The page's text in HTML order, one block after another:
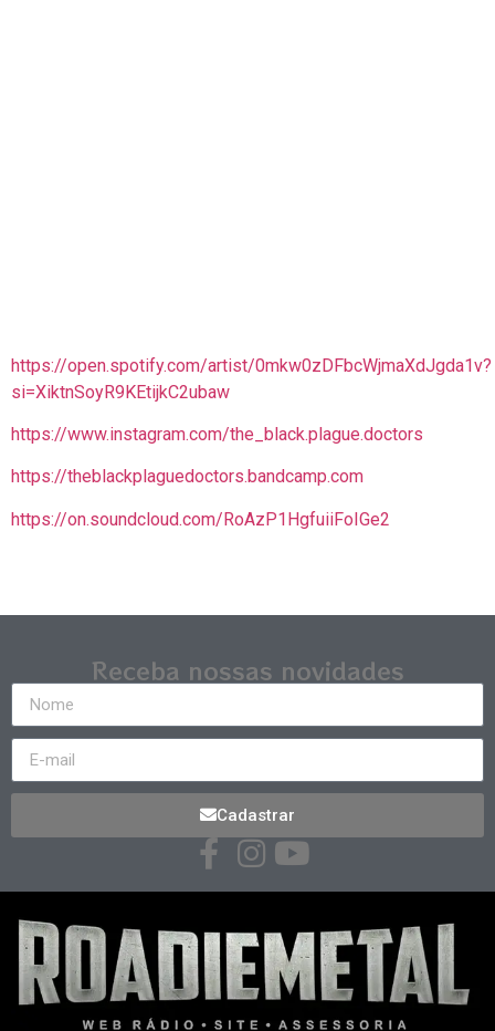
https://open.spotify.com/artist/0mkw0zDFbcWjmaXdJgda1v?
si=XiktnSoyR9KEtijkC2ubaw
https://www.instagram.com/the_black.plague.doctors
https://theblackplaguedoctors.bandcamp.com
https://on.soundcloud.com/RoAzP1HgfuiiFoIGe2
Receba nossas novidades
Cadastrar